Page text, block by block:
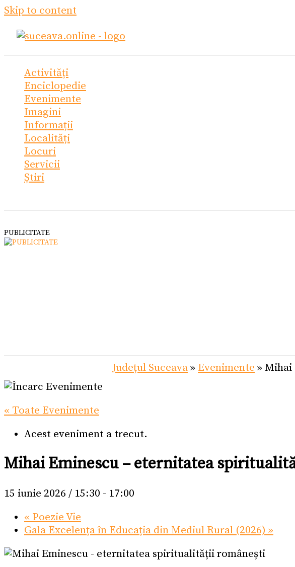
Skip to content
Activități
Enciclopedie
Evenimente
Imagini
Informații
Localități
Locuri
Servicii
Știri
PUBLICITATE
Județul Suceava» Evenimente » Mihai
« Toate Evenimente
Acest eveniment a trecut.
Mihai Eminescu – eternitatea
15 iunie 2026 / 15:30 - 17:00
« Poezie Vie
Gala Excelența în Educația din Mediul Rural (2026) »